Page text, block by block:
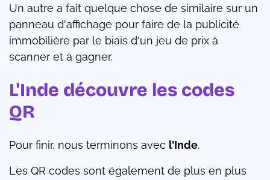
Un autre a fait quelque chose de similaire sur un
panneau d'affichage pour faire de la publicité
immobilière par le biais d'un jeu de prix à
scanner et à gagner.
L'Inde découvre les codes
QR
Pour finir, nous terminons avec l’Inde.
Les QR codes sont également de plus en plus